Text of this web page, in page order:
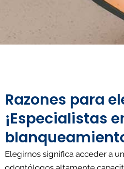
Razones para
¡Especialistas
Elegirnos significa acceder a